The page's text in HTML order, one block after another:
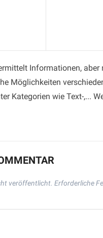
Informationen,
Möglichkeiten
Kategorien wie Text-,...
veröffentlicht. Erforderliche